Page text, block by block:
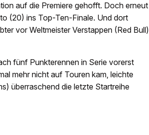
auf die Premiere gehofft. Doch erneut
(20) ins Top-Ten-Finale. Und dort
vor Weltmeister Verstappen (Red Bull)
fünf Punkterennen in Serie vorerst
mehr nicht auf Touren kam, leichte
überraschend die letzte Startreihe